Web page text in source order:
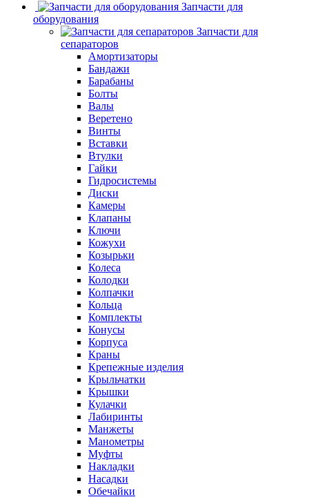
Запчасти для
оборудования
Запчасти для
сепараторов
Амортизаторы
Бандажи
Барабаны
Болты
Валы
Веретено
Винты
Вставки
Втулки
Гайки
Гидросистемы
Диски
Камеры
Клапаны
Ключи
Кожухи
Козырьки
Колеса
Колодки
Колпачки
Кольца
Комплекты
Конусы
Корпуса
Краны
Крепежные изделия
Крыльчатки
Крышки
Кулачки
Лабиринты
Манжеты
Манометры
Муфты
Накладки
Насадки
Обечайки